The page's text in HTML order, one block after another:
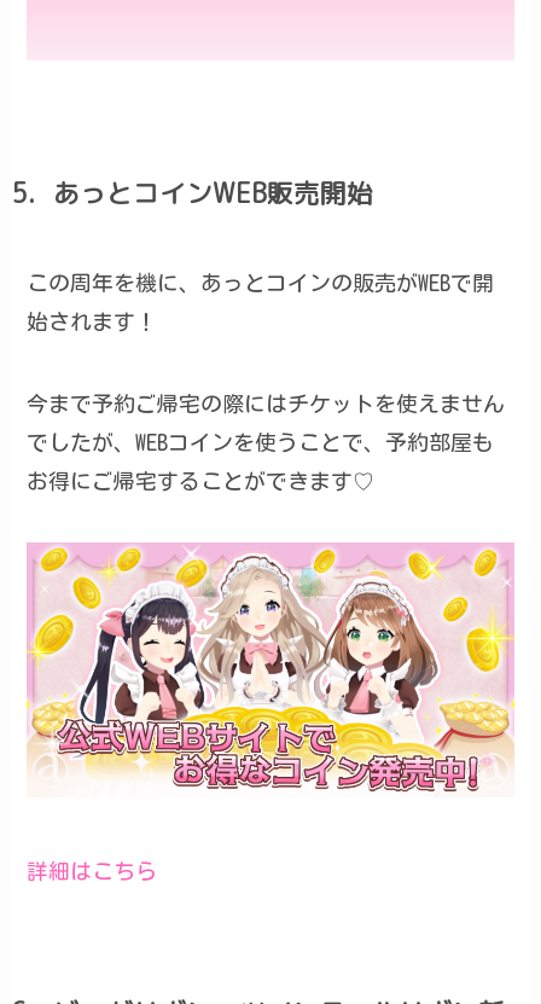
5．あっとコインWEB販売開始
この周年を機に、あっとコインの販売がWEBで開
始されます！
今まで予約ご帰宅の際にはチケットを使えません
でしたが、WEBコインを使うことで、予約部屋も
お得にご帰宅することができます♡
詳細はこちら